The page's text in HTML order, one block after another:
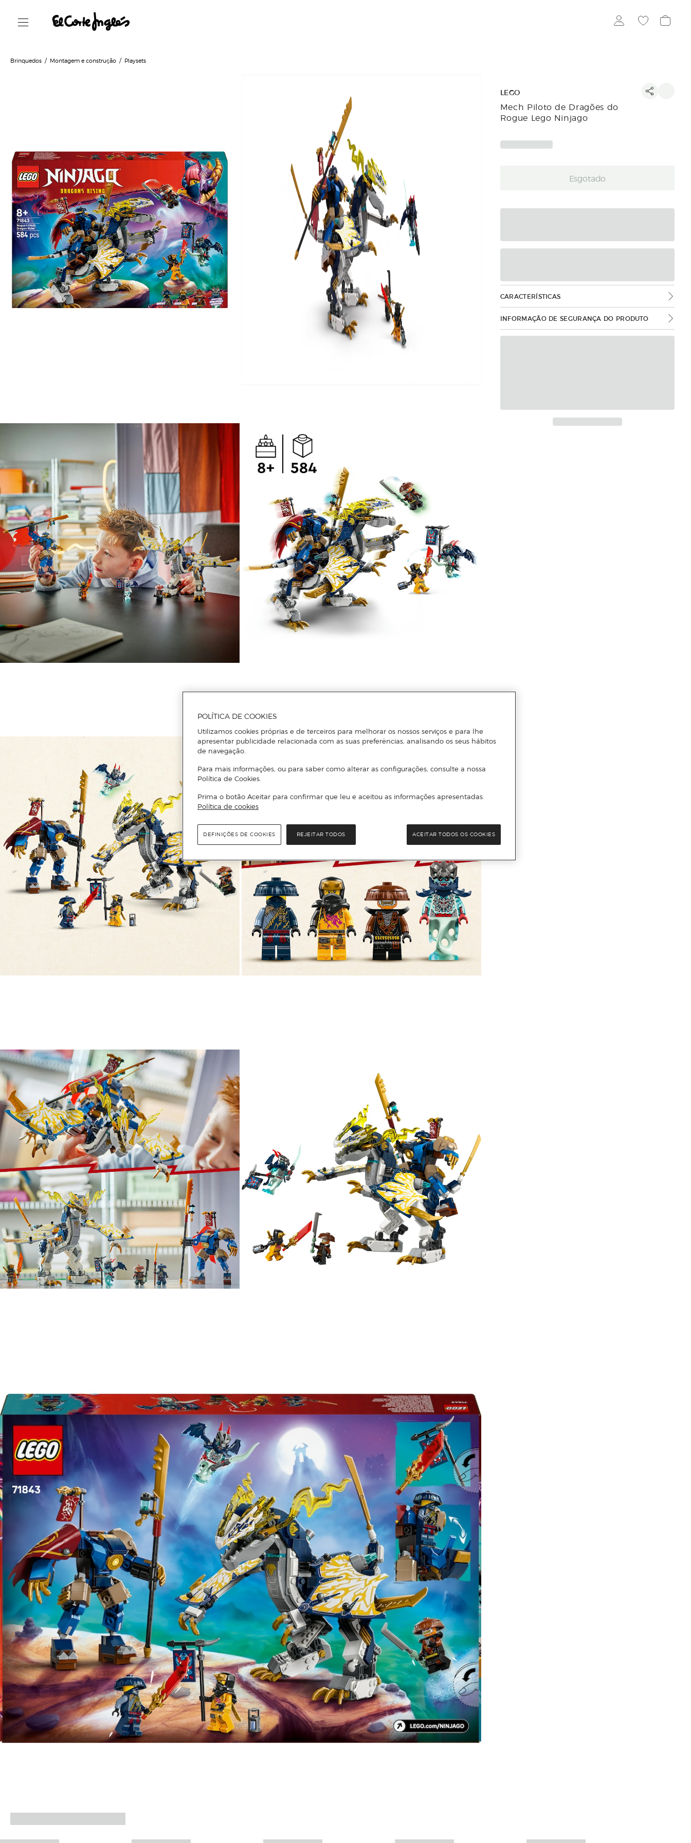
Brinquedos Montagem e construção Playsets
LEGO
Mech Piloto de Dragões do
Rogue Lego Ninjago
Esgotado
CARACTERÍSTICAS
INFORMAÇÃO DE SEGURANÇA DO PRODUTO
POLÍTICA DE COOKIES
Utilizamos cookies próprias e de terceiros para melhorar os nossos serviços e para lhe
apresentar publicidade relacionada com as suas preferências, analisando os seus hábitos
de navegação.
Para mais informações, ou para saber como alterar as configurações, consulte a nossa
Política de Cookies.
Prima o botão Aceitar para confirmar que leu e aceitou as informações apresentadas.
Política de cookies
REJEITAR TODOS ACEITAR TODOS OS COOKIES
DEFINIÇÕES DE COOKIES